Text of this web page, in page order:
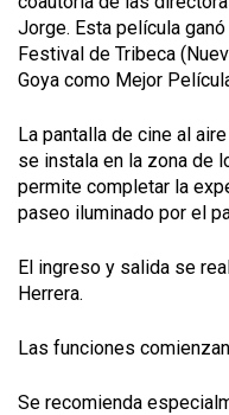
Jorge. Esta película
Festival de Tribeca
Goya como Mejor
La pantalla de cine al
se instala en la zona de
permite completar la
paseo iluminado por el
El ingreso y salida se
Herrera.
Las funciones
Se recomienda